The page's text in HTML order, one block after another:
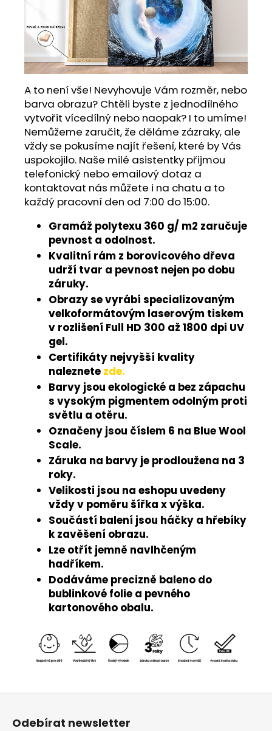
A to není vše! Nevyhovuje Vám rozměr, nebo
barva obrazu? Chtěli byste z jednodílného
vytvořit vícedílný nebo naopak? I to umíme!
Nemůžeme zaručit, že děláme zázraky, ale
vždy se pokusíme najít řešení, které by Vás
uspokojilo. Naše milé asistentky přijmou
telefonický nebo emailový dotaz a
kontaktovat nás můžete i na chatu a to
každý pracovní den od 7:00 do 15:00.
Gramáž polytexu 360 g/ m2 zaručuje
pevnost a odolnost.
Kvalitní rám z borovicového dřeva
udrží tvar a pevnost nejen po dobu
záruky.
Obrazy se vyrábí specializovaným
velkoformátovým laserovým tiskem
v rozlišení Full HD 300 až 1800 dpi UV
gel.
Certifikáty nejvyšší kvality
naleznete zde.
Barvy jsou ekologické a bez zápachu
s vysokým pigmentem odolným proti
světlu a otěru.
Označeny jsou číslem 6 na Blue Wool
Scale.
Záruka na barvy je prodloužena na 3
roky.
Velikosti jsou na eshopu uvedeny
vždy v poměru šířka x výška.
Součástí balení jsou háčky a hřebíky
k zavěšení obrazu.
Lze otřít jemně navlhčeným
hadříkem.
Dodáváme precizně baleno do
bublinkové folie a pevného
kartonového obalu.
Z
Odebírat newsletter